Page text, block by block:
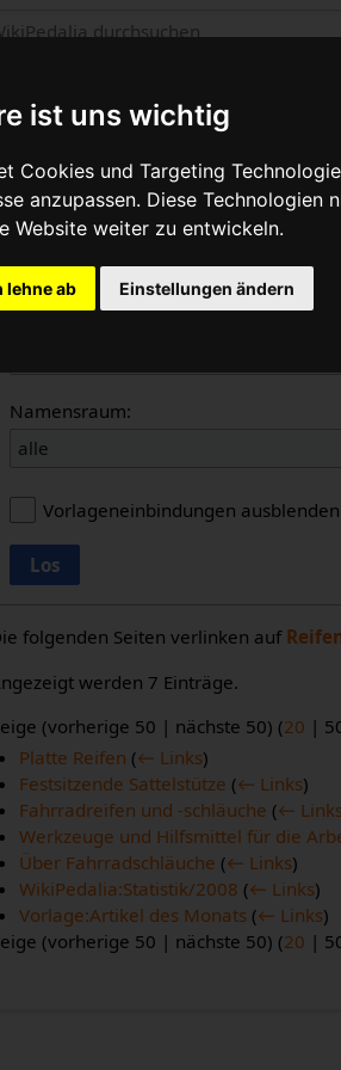
ist uns wichtig
Cookies und Targeting
anzupassen. Diese
Website weiter zu entwickeln.
lehne ab Einstellungen ändern
die auf „Reifen
Seite Diskussion
Reifen rotieren
Links auf diese Seite
Seite:
Namensraum:
alle
Vorlageneinbindungen ausblenden
Los
folgenden Seiten verlinken auf
werden 7 Einträge.
(vorherige 50 | nächste 50) (20 |
Platte Reifen (← Links)
Festsitzende Sattelstütze (← Links)
Fahrradreifen und -schläuche (←
Werkzeuge und Hilfsmittel für die
Über Fahrradschläuche (← Links)
WikiPedalia:Statistik/2008 (← Links)
Vorlage:Artikel des Monats (← Links)
(vorherige 50 | nächste 50) (20 |